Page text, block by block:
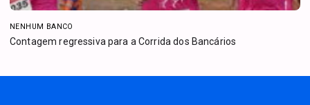
NENHUM BANCO
Contagem regressiva para a Corrida dos Bancários